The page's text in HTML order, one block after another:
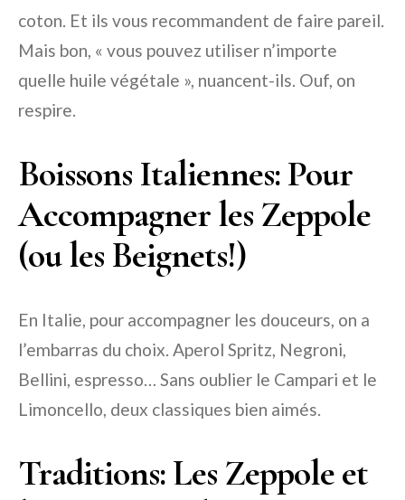
coton. Et ils vous recommandent de faire pareil.
Mais bon, « vous pouvez utiliser n’importe
quelle huile végétale », nuancent-ils. Ouf, on
respire.
Boissons Italiennes: Pour
Accompagner les Zeppole
(ou les Beignets!)
En Italie, pour accompagner les douceurs, on a
l’embarras du choix. Aperol Spritz, Negroni,
Bellini, espresso… Sans oublier le Campari et le
Limoncello, deux classiques bien aimés.
Traditions: Les Zeppole et